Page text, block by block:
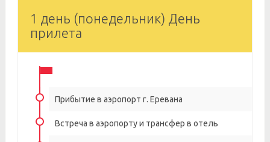
1 день (понедельник) День
прилета
Прибытие в аэропорт г. Еревана
Встреча в аэропорту и трансфер в отель